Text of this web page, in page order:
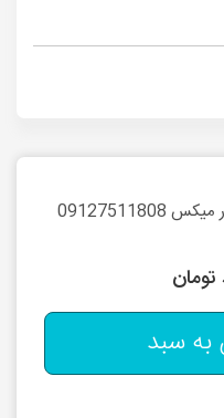
به سبد